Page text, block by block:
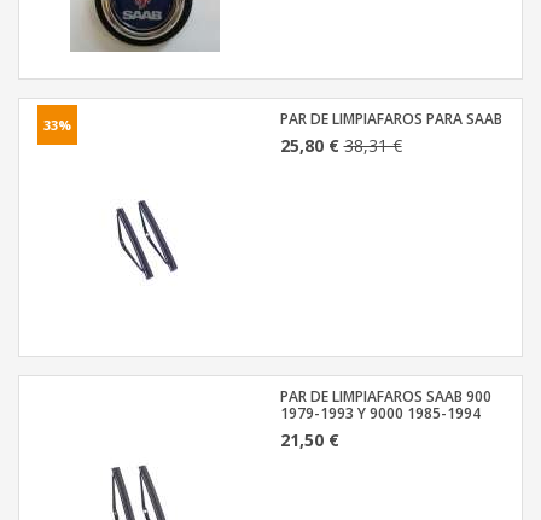
33% PAR DE LIMPIAFAROS PARA SAAB
25,80 €38,31 €
PAR DE LIMPIAFAROS SAAB 900
1979-1993 Y 9000 1985-1994
21,50 €